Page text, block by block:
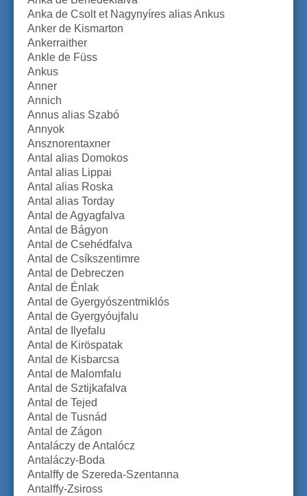
Anka de Csolt et Nagynyíres alias Ankus
Anker de Kismarton
Ankerraither
Ankle de Füss
Ankus
Anner
Annich
Annus alias Szabó
Annyok
Ansznorentaxner
Antal alias Domokos
Antal alias Lippai
Antal alias Roska
Antal alias Torday
Antal de Agyagfalva
Antal de Bágyon
Antal de Csehédfalva
Antal de Csíkszentimre
Antal de Debreczen
Antal de Énlak
Antal de Gyergyószentmiklós
Antal de Gyergyóujfalu
Antal de Ilyefalu
Antal de Kiröspatak
Antal de Kisbarcsa
Antal de Malomfalu
Antal de Sztijkafalva
Antal de Tejed
Antal de Tusnád
Antal de Zágon
Antaláczy de Antalócz
Antaláczy-Boda
Antalffy de Szereda-Szentanna
Antalffy-Zsiross